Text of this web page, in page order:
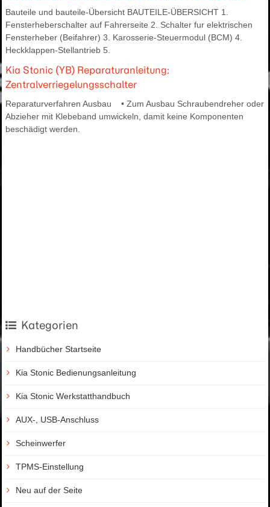
Bauteile und bauteile-Übersicht BAUTEILE-ÜBERSICHT 1.
Fensterheberschalter auf Fahrerseite 2. Schalter fur elektrischen
Fensterheber (Beifahrer) 3. Karosserie-Steuermodul (BCM) 4.
Heckklappen-Stellantrieb 5.
Kia Stonic (YB) Reparaturanleitung:
Zentralverriegelungsschalter
Reparaturverfahren Ausbau • Zum Ausbau Schraubendreher oder
Abzieher mit Klebeband umwickeln, damit keine Komponenten
beschädigt werden.
Kategorien
Handbücher Startseite
Kia Stonic Bedienungsanleitung
Kia Stonic Werkstatthandbuch
AUX-, USB-Anschluss
Scheinwerfer
TPMS-Einstellung
Neu auf der Seite